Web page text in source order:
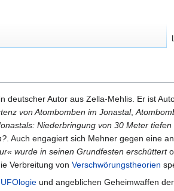
deutscher Autor aus Zella-Mehlis. Er ist
von Atombomben im Jonastal,
Niederbringung von 30 Meter
. Auch engagiert sich Mehner gegen eine
wurde in seinen Grundfesten erschüttert
Verbreitung von Verschwörungstheorien
UFOlogie und angeblichen Geheimwaffen